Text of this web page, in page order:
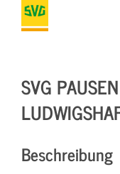
SVG
Beschreibung